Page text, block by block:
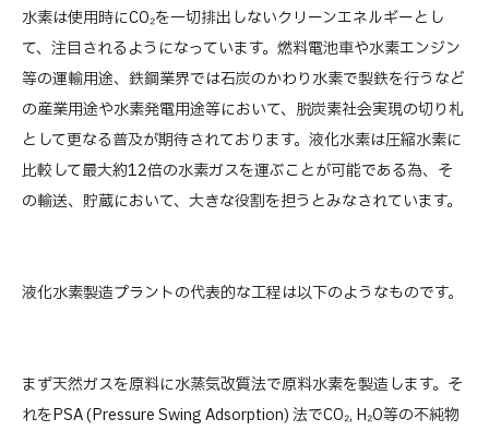
水素は使用時にCO₂を一切排出しないクリーンエネルギーとし
て、注目されるようになっています。燃料電池車や水素エンジン
等の運輸用途、鉄鋼業界では石炭のかわり水素で製鉄を行うなど
の産業用途や水素発電用途等において、脱炭素社会実現の切り札
として更なる普及が期待されております。液化水素は圧縮水素に
比較して最大約12倍の水素ガスを運ぶことが可能である為、そ
の輸送、貯蔵において、大きな役割を担うとみなされています。
液化水素製造プラントの代表的な工程は以下のようなものです。
まず天然ガスを原料に水蒸気改質法で原料水素を製造します。そ
れをPSA (Pressure Swing Adsorption) 法でCO₂, H₂O等の不純物